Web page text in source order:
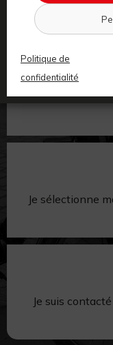
Politique de
confidentialité
Simple. Rapide.
Je choisis ma
Je sélectionne
Je suis